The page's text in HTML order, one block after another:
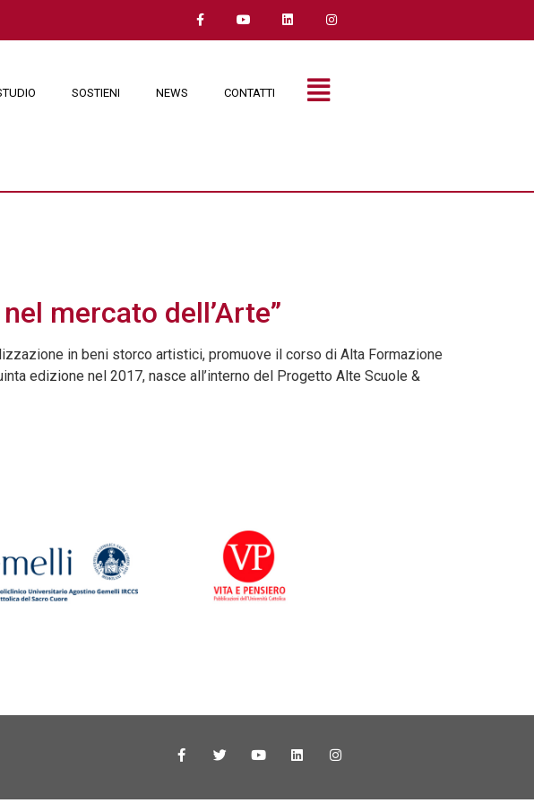
SOSTIENI NEWS CONTATTI
mercato dell’Arte”
in beni storco artistici, promuove il corso di Alta Formazione
edizione nel 2017, nasce all’interno del Progetto Alte Scuole &